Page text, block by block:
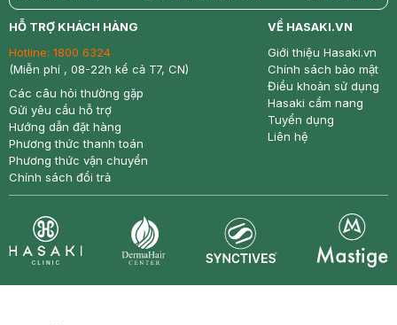
return nowfree price
HỖ TRỢ KHÁCH HÀNG
Hotline: 1800 6324
(Miễn phí , 08-22h kể cả T7, CN)
Các câu hỏi thường gặp
Gửi yêu cầu hỗ trợ
Hướng dẫn đặt hàng
Phương thức thanh toán
Phương thức vận chuyển
Chính sách đổi trả
VỀ HASAKI.VN
Giới thiệu Hasaki.vn
Chính sách bảo mật
Điều khoản sử dụng
Hasaki cẩm nang
Tuyển dụng
Liên hệ